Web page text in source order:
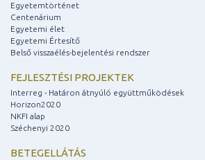
Egyetemtörténet
Centenárium
Egyetemi élet
Egyetemi Értesítő
Belső visszaélés-bejelentési rendszer
FEJLESZTÉSI PROJEKTEK
Interreg - Határon átnyúló együttműködések
Horizon2020
NKFI alap
Széchenyi 2020
BETEGELLÁTÁS